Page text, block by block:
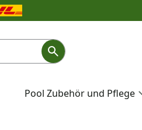
Pool Zubehör und Pflege